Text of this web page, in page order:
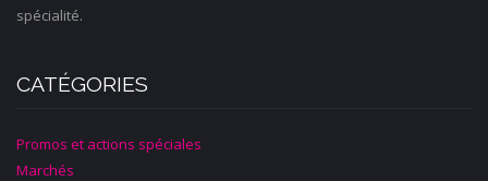
spécialité.
CATÉGORIES
Promos et actions spéciales
Marchés